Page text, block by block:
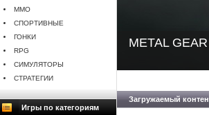
MMO
СПОРТИВНЫЕ
ГОНКИ
RPG
СИМУЛЯТОРЫ
СТРАТЕГИИ
Игры по категориям
METAL
Загружаемый